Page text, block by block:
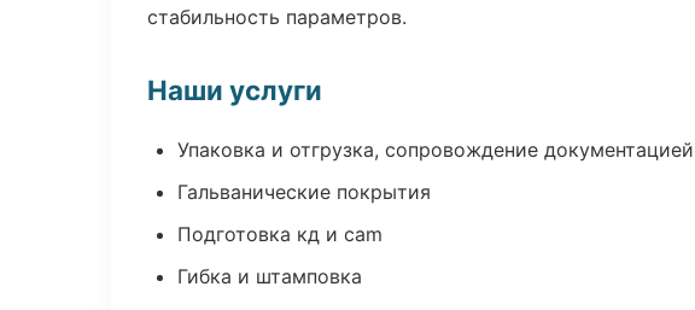
стабильность параметров.
Наши услуги
Упаковка и отгрузка, сопровождение документацией
Гальванические покрытия
Подготовка кд и cam
Гибка и штамповка